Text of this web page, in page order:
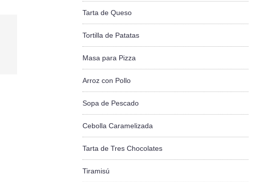
Tarta de Queso
Tortilla de Patatas
Masa para Pizza
Arroz con Pollo
Sopa de Pescado
Cebolla Caramelizada
Tarta de Tres Chocolates
Tiramisú